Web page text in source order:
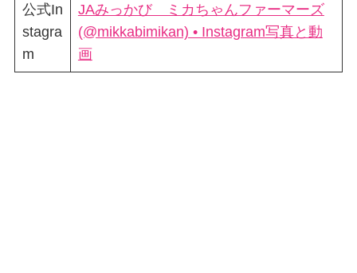
公式In
stagra
m
JAみっかび ミカちゃんファーマーズ
(@mikkabimikan) • Instagram写真と動
画